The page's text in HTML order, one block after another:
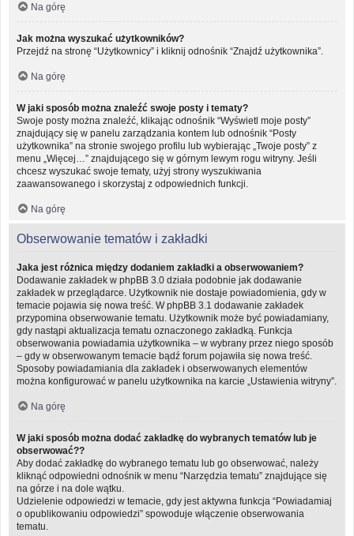
Na górę
Jak można wyszukać użytkowników?
Przejdź na stronę “Użytkownicy” i kliknij odnośnik “Znajdź użytkownika”.
Na górę
W jaki sposób można znaleźć swoje posty i tematy?
Swoje posty można znaleźć, klikając odnośnik “Wyświetl moje posty”
znajdujący się w panelu zarządzania kontem lub odnośnik “Posty
użytkownika” na stronie swojego profilu lub wybierając „Twoje posty” z
menu „Więcej…” znajdującego się w górnym lewym rogu witryny. Jeśli
chcesz wyszukać swoje tematy, użyj strony wyszukiwania
zaawansowanego i skorzystaj z odpowiednich funkcji.
Na górę
Obserwowanie tematów i zakładki
Jaka jest różnica między dodaniem zakładki a obserwowaniem?
Dodawanie zakładek w phpBB 3.0 działa podobnie jak dodawanie
zakładek w przeglądarce. Użytkownik nie dostaje powiadomienia, gdy w
temacie pojawia się nowa treść. W phpBB 3.1 dodawanie zakładek
przypomina obserwowanie tematu. Użytkownik może być powiadamiany,
gdy nastąpi aktualizacja tematu oznaczonego zakładką. Funkcja
obserwowania powiadamia użytkownika – w wybrany przez niego sposób
– gdy w obserwowanym temacie bądź forum pojawiła się nowa treść.
Sposoby powiadamiania dla zakładek i obserwowanych elementów
można konfigurować w panelu użytkownika na karcie „Ustawienia witryny”.
Na górę
W jaki sposób można dodać zakładkę do wybranych tematów lub je
obserwować??
Aby dodać zakładkę do wybranego tematu lub go obserwować, należy
kliknąć odpowiedni odnośnik w menu “Narzędzia tematu” znajdujące się
na górze i na dole wątku.
Udzielenie odpowiedzi w temacie, gdy jest aktywna funkcja “Powiadamiaj
o opublikowaniu odpowiedzi” spowoduje włączenie obserwowania
tematu.